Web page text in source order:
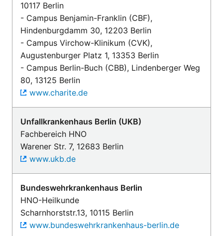
10117 Berlin
- Campus Benjamin-Franklin (CBF),
Hindenburgdamm 30, 12203 Berlin
- Campus Virchow-Klinikum (CVK),
Augustenburger Platz 1, 13353 Berlin
- Campus Berlin-Buch (CBB), Lindenberger Weg
80, 13125 Berlin
www.charite.de
Unfallkrankenhaus Berlin (UKB)
Fachbereich HNO
Warener Str. 7, 12683 Berlin
www.ukb.de
Bundeswehrkrankenhaus Berlin
HNO-Heilkunde
Scharnhorststr.13, 10115 Berlin
www.bundeswehrkrankenhaus-berlin.de